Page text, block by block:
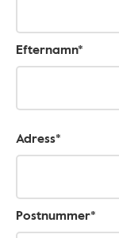
Efternamn*
Adress*
Postnummer*